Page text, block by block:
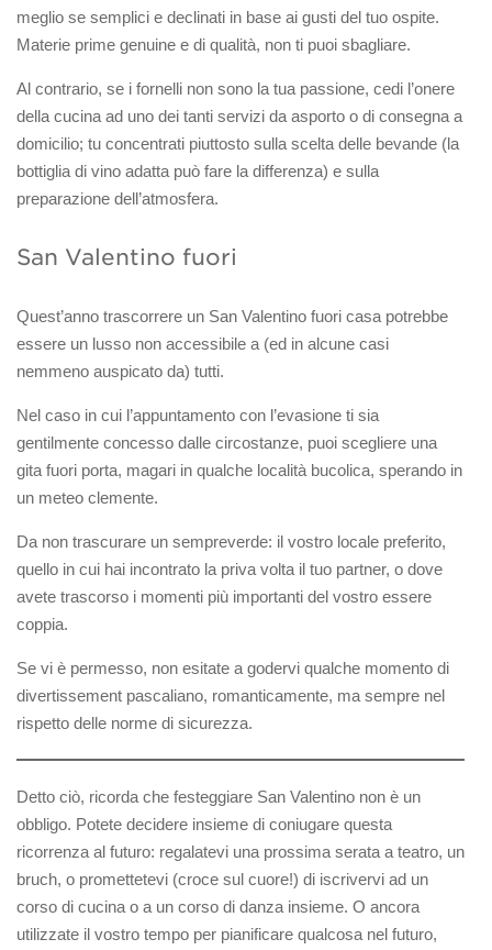
meglio se semplici e declinati in base ai gusti del tuo ospite.
Materie prime genuine e di qualità, non ti puoi sbagliare.
Al contrario, se i fornelli non sono la tua passione, cedi l’onere
della cucina ad uno dei tanti servizi da asporto o di consegna a
domicilio; tu concentrati piuttosto sulla scelta delle bevande (la
bottiglia di vino adatta può fare la differenza) e sulla
preparazione dell’atmosfera.
San Valentino fuori
Quest’anno trascorrere un San Valentino fuori casa potrebbe
essere un lusso non accessibile a (ed in alcune casi
nemmeno auspicato da) tutti.
Nel caso in cui l’appuntamento con l’evasione ti sia
gentilmente concesso dalle circostanze, puoi scegliere una
gita fuori porta, magari in qualche località bucolica, sperando in
un meteo clemente.
Da non trascurare un sempreverde: il vostro locale preferito,
quello in cui hai incontrato la priva volta il tuo partner, o dove
avete trascorso i momenti più importanti del vostro essere
coppia.
Se vi è permesso, non esitate a godervi qualche momento di
divertissement pascaliano, romanticamente, ma sempre nel
rispetto delle norme di sicurezza.
Detto ciò, ricorda che festeggiare San Valentino non è un
obbligo. Potete decidere insieme di coniugare questa
ricorrenza al futuro: regalatevi una prossima serata a teatro, un
bruch, o promettetevi (croce sul cuore!) di iscrivervi ad un
corso di cucina o a un corso di danza insieme. O ancora
utilizzate il vostro tempo per pianificare qualcosa nel futuro,